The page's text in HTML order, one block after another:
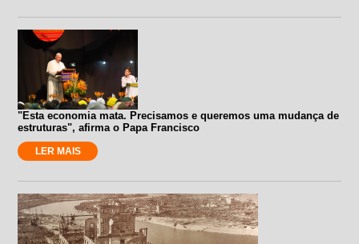
"Esta economia mata. Precisamos e queremos uma mudança de
estruturas", afirma o Papa Francisco
LER MAIS